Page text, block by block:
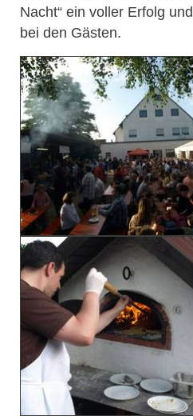
Nacht“ ein voller Erfolg
bei den Gästen.